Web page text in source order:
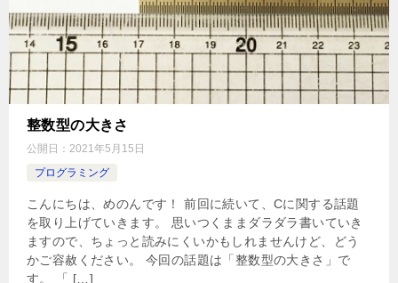
整数型の大きさ
公開日： 2021年5月15日
プログラミング
こんにちは、めのんです！ 前回に続いて、Cに関する話題
を取り上げていきます。 思いつくままダラダラ書いていき
ますので、ちょっと読みにくいかもしれませんけど、どう
かご容赦ください。 今回の話題は「整数型の大きさ」で
す。 「 […]